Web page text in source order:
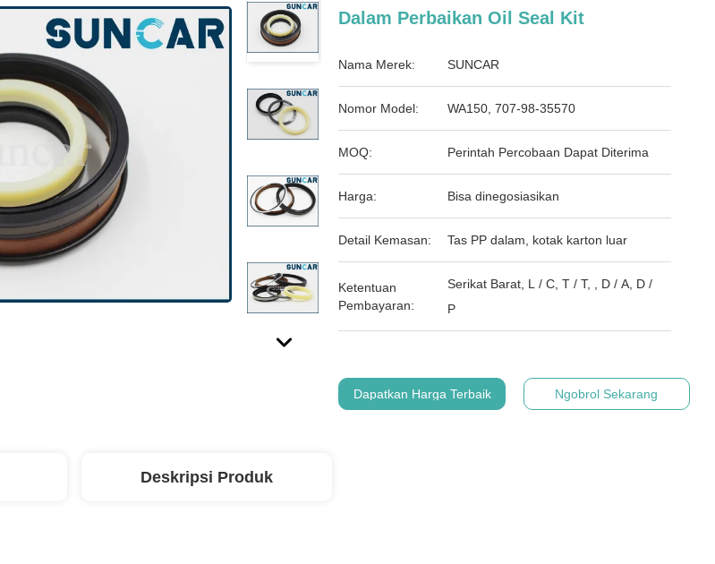
Dalam Perbaikan Oil Seal Kit
Nama Merek: SUNCAR
Nomor Model: WA150, 707-98-35570
MOQ: Perintah Percobaan Dapat Diterima
Harga: Bisa dinegosiasikan
Detail Kemasan: Tas PP dalam, kotak karton luar
Ketentuan
Pembayaran:
Serikat Barat, L / C, T / T, , D / A, D /
P
Dapatkan Harga Terbaik Ngobrol Sekarang
Deskripsi Produk